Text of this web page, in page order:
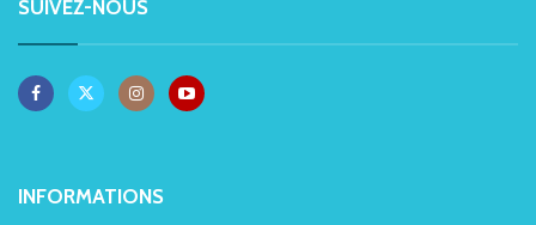
SUIVEZ-NOUS
INFORMATIONS